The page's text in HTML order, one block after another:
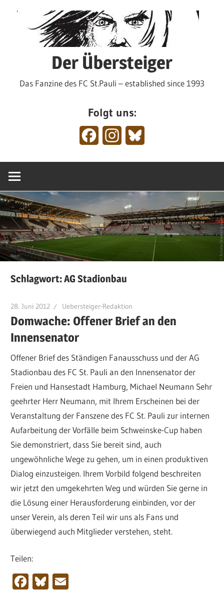
Der Übersteiger
Das Fanzine des FC St.Pauli – established since 1993
Folgt uns:
FacebookInstagram
Schlagwort:AG Stadionbau
28. Juni 2012 Uebersteiger-Redaktion
Domwache: Offener Brief an den
Innensenator
Offener Brief des Ständigen Fanausschuss und der AG
Stadionbau des FC St. Pauli an den Innensenator der
Freien und Hansestadt Hamburg, Michael Neumann Sehr
geehrter Herr Neumann, mit Ihrem Erscheinen bei der
Veranstaltung der Fanszene des FC St. Pauli zur internen
Aufarbeitung der Vorfälle beim Schweinske-Cup haben
Sie demonstriert, dass Sie bereit sind, auch
ungewöhnliche Wege zu gehen, um in einen produktiven
Dialog einzusteigen. Ihrem Vorbild folgend beschreiten
wir jetzt den umgekehrten Weg und würden Sie gerne in
die Lösung einer Herausforderung einbinden, vor der
unser Verein, als deren Teil wir uns als Fans und
überwiegend auch Mitglieder verstehen, steht.
Teilen:
Facebook
Bluesky